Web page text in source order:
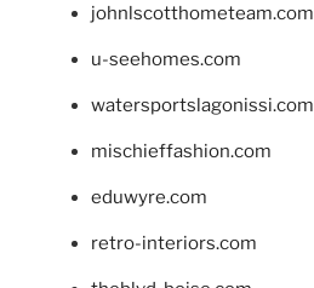
johnlscotthometeam.com
u-seehomes.com
watersportslagonissi.com
mischieffashion.com
eduwyre.com
retro-interiors.com